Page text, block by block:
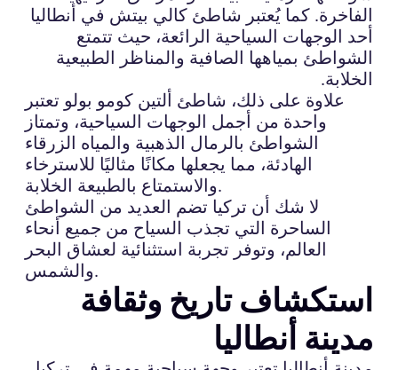
الفاخرة. كما يُعتبر شاطئ كالي بيتش في أنطاليا
أحد الوجهات السياحية الرائعة، حيث تتمتع
الشواطئ بمياهها الصافية والمناظر الطبيعية
الخلابة.
علاوة على ذلك، شاطئ ألتين كومو بولو تعتبر
واحدة من أجمل الوجهات السياحية، وتمتاز
الشواطئ بالرمال الذهبية والمياه الزرقاء
الهادئة، مما يجعلها مكانًا مثاليًا للاسترخاء
والاستمتاع بالطبيعة الخلابة.
لا شك أن تركيا تضم العديد من الشواطئ
الساحرة التي تجذب السياح من جميع أنحاء
العالم، وتوفر تجربة استثنائية لعشاق البحر
والشمس.
استكشاف تاريخ وثقافة
مدينة أنطاليا